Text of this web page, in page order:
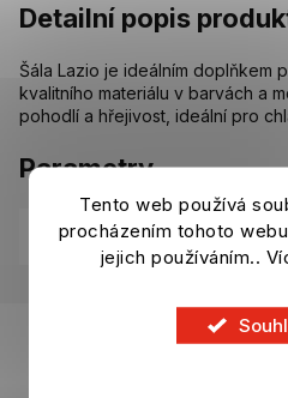
Tento web používá
procházením tohoto
jejich používáním..
Detailní popis
Šála Lazio je ideálním doplňkem
kvalitního materiálu v barvách a
pohodlí a hřejivost, ideální pro
Parametry
Kategorie: